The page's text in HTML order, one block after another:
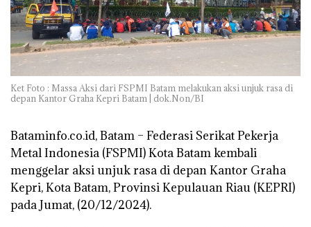
Ket Foto : Massa Aksi dari FSPMI Batam melakukan aksi unjuk rasa di
depan Kantor Graha Kepri Batam | dok.Non/BI
Bataminfo.co.id, Batam – Federasi Serikat Pekerja
Metal Indonesia (FSPMI) Kota Batam kembali
menggelar aksi unjuk rasa di depan Kantor Graha
Kepri, Kota Batam, Provinsi Kepulauan Riau (KEPRI)
pada Jumat, (20/12/2024).